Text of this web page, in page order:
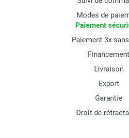
Modes de
Paiement
Paiement 3x
Financement
Livraison
Export
Garantie
Droit de